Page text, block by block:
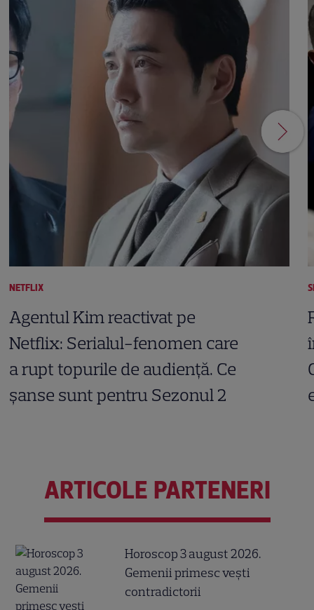
NETFLIX
Agentul Kim reactivat pe
Netflix: Serialul-fenomen care
a rupt topurile de audiență. Ce
șanse sunt pentru Sezonul 2
ARTICOLE PARTENERI
Horoscop 3 august 2026.
Gemenii primesc vești
contradictorii